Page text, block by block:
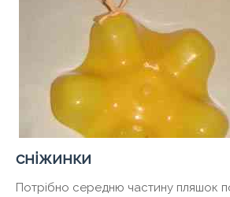
сніжинки
Потрібно середню частину пляшок